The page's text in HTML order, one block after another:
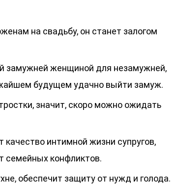
на свадьбу, он станет залогом
замужней женщиной для незамужней,
будущем удачно выйти замуж.
значит, скоро можно ожидать
качество интимной жизни супругов,
семейных конфликтов.
обеспечит защиту от нужд и голода.